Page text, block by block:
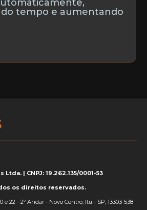
tempo e aumentando
| CNPJ: 19.262.135/0001-53
os direitos reservados.
e 22 - 2º Andar - Novo Centro, Itu - SP, 13303-538